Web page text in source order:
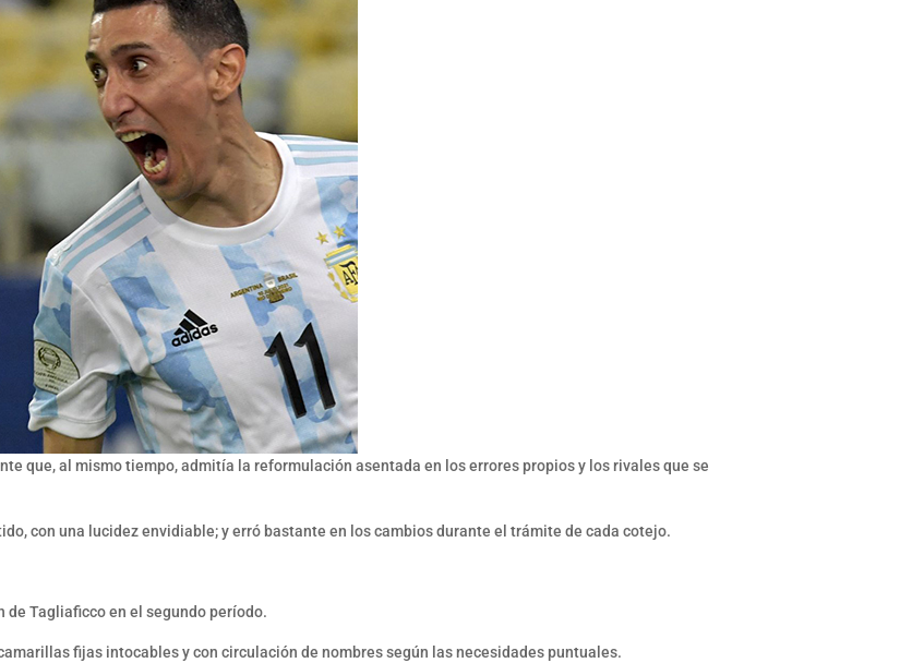
que, al mismo tiempo, admitía la reformulación asentada en los errores propios y los rivales que se
con una lucidez envidiable; y erró bastante en los cambios durante el trámite de cada cotejo.
Tagliaficco en el segundo período.
fijas intocables y con circulación de nombres según las necesidades puntuales.